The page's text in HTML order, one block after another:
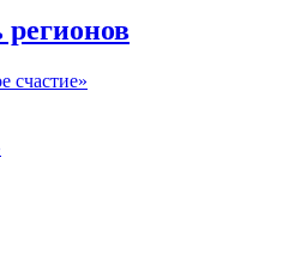
счастие»